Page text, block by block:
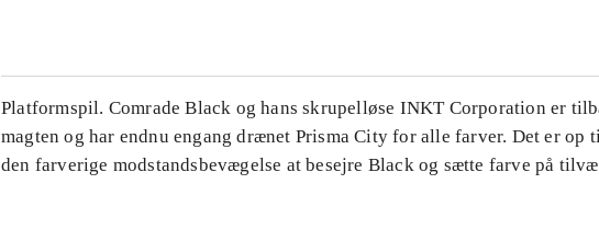
Platformspil. Comrade Black og hans skrupelløse INKT Corporation er
magten og har endnu engang drænet Prisma City for alle farver. Det er op
den farverige modstandsbevægelse at besejre Black og sætte farve på